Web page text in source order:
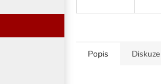
Popis Diskuze